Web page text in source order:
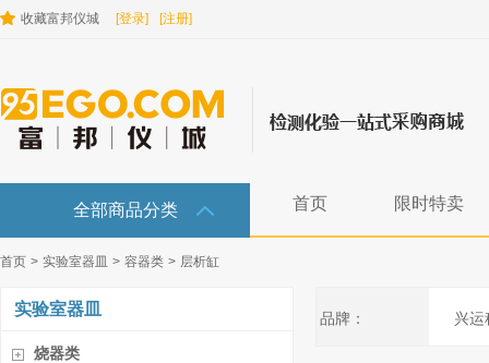
收藏富邦仪城 [登录] [注册]
全部商品分类 首页 限时特卖
首页 > 实验室器皿 > 容器类 > 层析缸
实验室器皿
烧器类
品牌： 兴运